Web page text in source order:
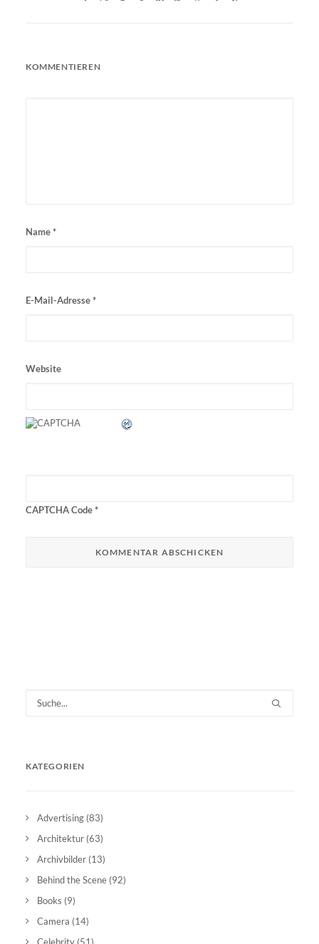
KOMMENTIEREN
Name*
E-Mail-Adresse*
Website
CAPTCHA Code*
KATEGORIEN
Advertising (83)
Architektur (63)
Archivbilder (13)
Behind the Scene (92)
Books (9)
Camera (14)